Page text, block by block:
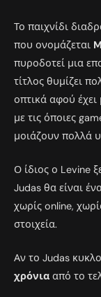
Το παιχνίδι
που ονομάζεται
πυροδοτεί μια
τίτλος θυμίζει
οπτικά αφού
με τις όποιες
μοιάζουν πολλά
Ο ίδιος ο Levine
Judas θα είναι
χωρίς online,
στοιχεία.
Αν το Judas
χρόνια από το